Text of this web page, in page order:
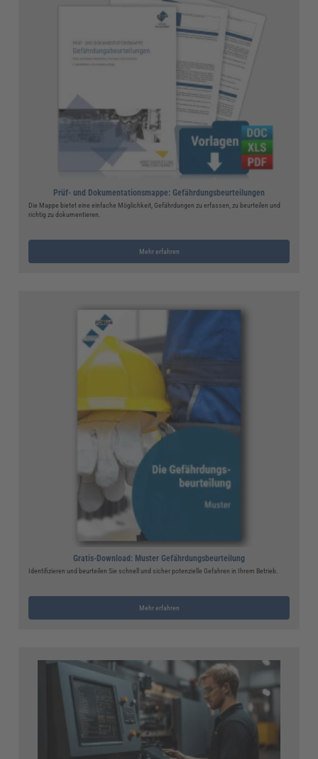
Prüf- und Dokumentationsmappe: Gefährdungsbeurteilungen
Die Mappe bietet eine einfache Möglichkeit, Gefährdungen zu erfassen, zu beurteilen und
richtig zu dokumentieren.
Mehr erfahren
Gratis-Download: Muster Gefährdungsbeurteilung
Identifizieren und beurteilen Sie schnell und sicher potenzielle Gefahren in Ihrem Betrieb.
Mehr erfahren